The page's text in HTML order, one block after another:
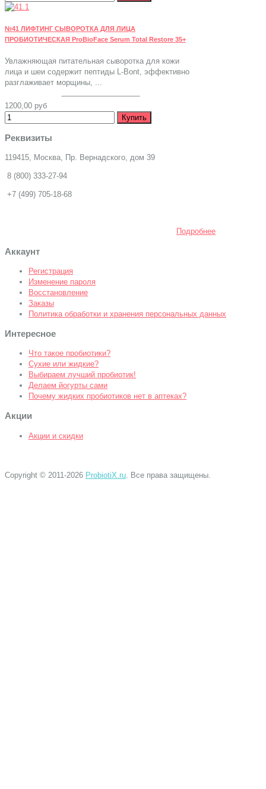
№41 ЛИФТИНГ СЫВОРОТКА ДЛЯ ЛИЦА
ПРОБИОТИЧЕСКАЯ ProBioFace Serum Total Restore 35+
Увлажняющая питательная сыворотка для кожи
лица и шеи содержит пептиды L-Bont, эффективно
разглаживает морщины, ...
1200,00 руб
Реквизиты
119415, Москва, Пр. Вернадского, дом 39
8 (800) 333-27-94
+7 (499) 705-18-68
Подробнее
Аккаунт
Регистрация
Изменение пароля
Восстановление
Заказы
Политика обработки и хранения персональных данных
Интересное
Что такое пробиотики?
Сухие или жидкие?
Выбираем лучший пробиотик!
Делаем йогурты сами
Почему жидких пробиотиков нет в аптеках?
Акции
Акции и скидки
Copyright © 2011-2026 ProbiotiX.ru. Все права защищены.